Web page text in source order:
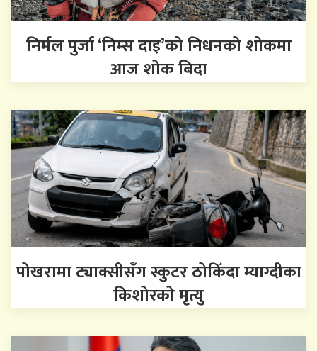
निर्मल पुर्जा ‘निम्स दाइ’को निधनको शोकमा
आज शोक बिदा
पोखरामा ट्याक्सीसँग स्कुटर ठोकिँदा म्याग्दीका
किशोरको मृत्यु